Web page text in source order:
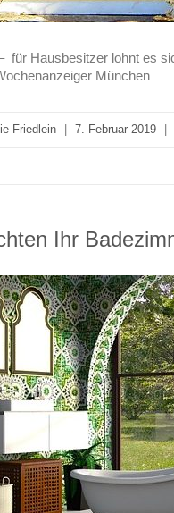
für Hausbesitzer lohnt es
München
Friedlein 7. Februar 2019
Ihr